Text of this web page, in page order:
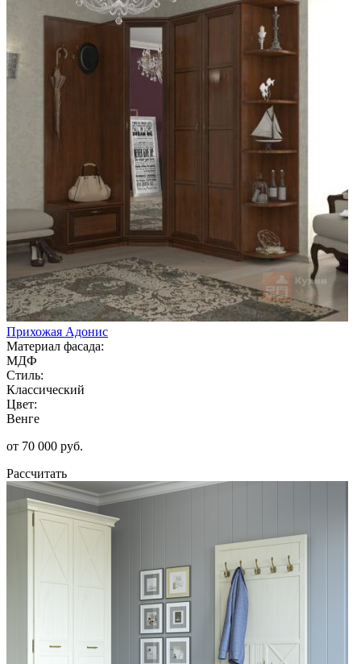
Прихожая Адонис
Материал фасада:
МДФ
Стиль:
Классический
Цвет:
Венге
от 70 000 руб.
Рассчитать